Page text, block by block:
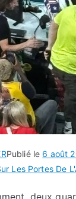
Publié le 6 août
Les Portes De
deux